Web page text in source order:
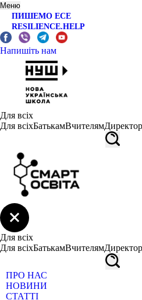
Меню
ПИШЕМО ЕСЕ
RESILIENCE.HELP
Напишіть нам
Для всіх
Для всіхБатькамВчителям
Для всіх
Для всіхБатькамВчителям
ПРО НАС
НОВИНИ
СТАТТІ